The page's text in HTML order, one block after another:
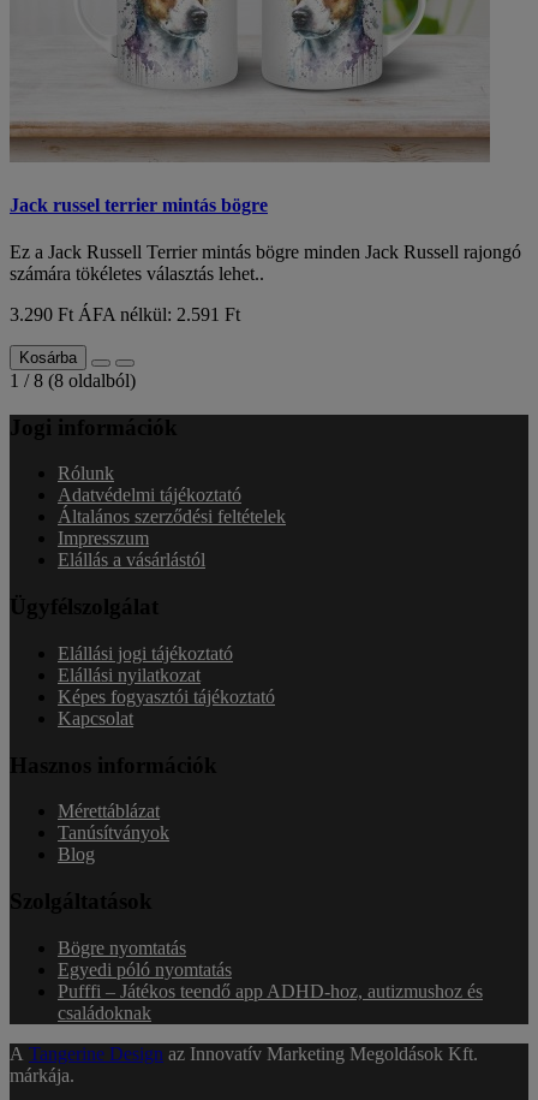
Jack russel terrier mintás bögre
Ez a Jack Russell Terrier mintás bögre minden Jack Russell rajongó
számára tökéletes választás lehet..
3.290 Ft ÁFA nélkül: 2.591 Ft
Kosárba
1 / 8 (8 oldalból)
Jogi információk
Rólunk
Adatvédelmi tájékoztató
Általános szerződési feltételek
Impresszum
Elállás a vásárlástól
Ügyfélszolgálat
Elállási jogi tájékoztató
Elállási nyilatkozat
Képes fogyasztói tájékoztató
Kapcsolat
Hasznos információk
Mérettáblázat
Tanúsítványok
Blog
Szolgáltatások
Bögre nyomtatás
Egyedi póló nyomtatás
Pufffi – Játékos teendő app ADHD-hoz, autizmushoz és
családoknak
A Tangerine Design az Innovatív Marketing Megoldások Kft.
márkája.